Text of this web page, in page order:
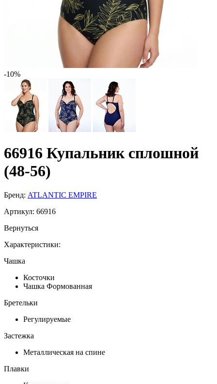
-10%
66916 Купальник сплошной
(48-56)
Бренд: ATLANTIC EMPIRE
Артикул: 66916
Вернуться
Характеристики:
Чашка
Косточки
Чашка Формованная
Бретельки
Регулируемые
Застежка
Металлическая на спине
Плавки